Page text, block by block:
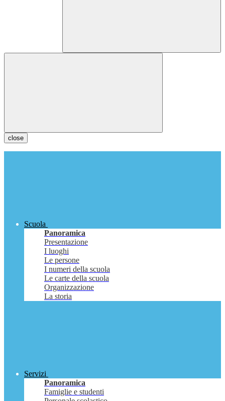
close
Scuola
Panoramica
Presentazione
I luoghi
Le persone
I numeri della scuola
Le carte della scuola
Organizzazione
La storia
Servizi
Panoramica
Famiglie e studenti